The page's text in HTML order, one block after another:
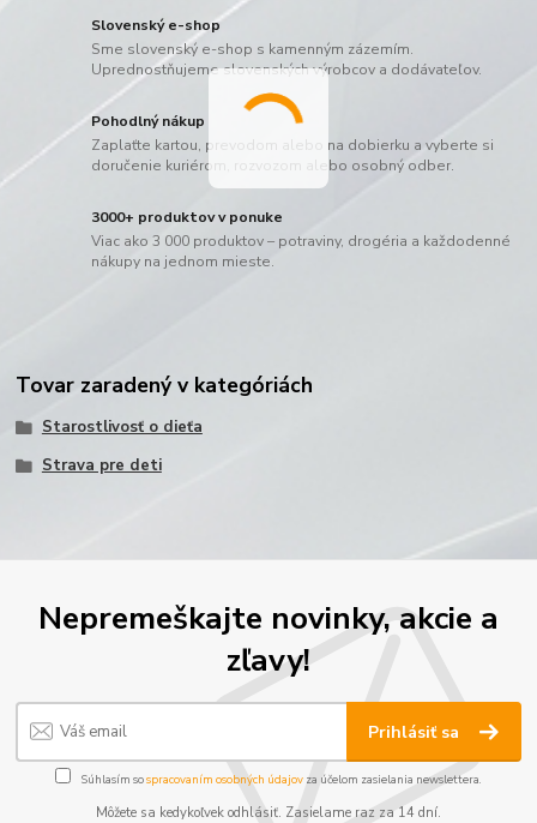
Slovenský e-shop
Sme slovenský e-shop s kamenným zázemím.
Uprednostňujeme slovenských výrobcov a dodávateľov.
Pohodlný nákup
Zaplaťte kartou, prevodom alebo na dobierku a vyberte si
doručenie kuriérom, rozvozom alebo osobný odber.
3000+ produktov v ponuke
Viac ako 3 000 produktov – potraviny, drogéria a každodenné
nákupy na jednom mieste.
Tovar zaradený v kategóriách
Starostlivosť o dieťa
Strava pre deti
Nepremeškajte novinky, akcie a
zľavy!
Prihlásiť sa
Súhlasím sospracovaním osobných údajov za účelom zasielania newslettera.
Môžete sa kedykoľvek odhlásiť. Zasielame raz za 14 dní.